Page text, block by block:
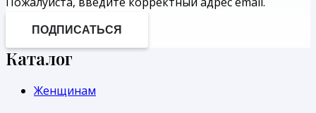
ПОДПИСАТЬСЯ
Каталог
Женщинам